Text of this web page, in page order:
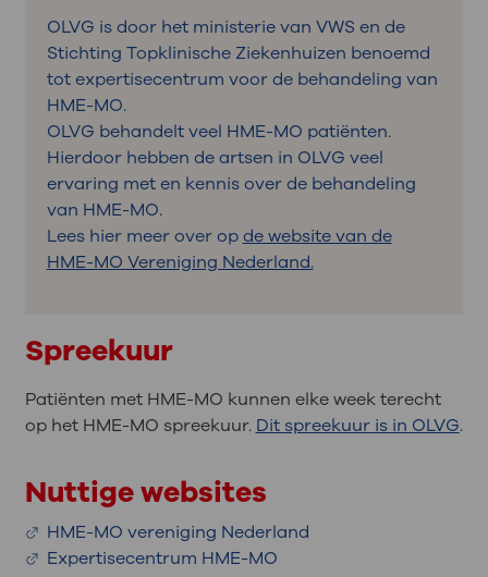
OLVG is door het ministerie van VWS en de
Stichting Topklinische Ziekenhuizen benoemd
tot expertisecentrum voor de behandeling van
HME-MO.
OLVG behandelt veel HME-MO patiënten.
Hierdoor hebben de artsen in OLVG veel
ervaring met en kennis over de behandeling
van HME-MO.
Lees hier meer over opde website van de
HME-MO Vereniging Nederland.
Spreekuur
Patiënten met HME-MO kunnen elke week terecht
op het HME-MO spreekuur. Dit spreekuur is in OLVG.
Nuttige websites
HME-MO vereniging Nederland
Expertisecentrum HME-MO